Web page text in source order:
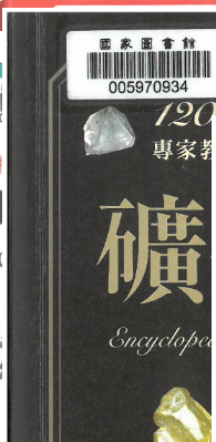
圖解恆星系：最權威的恆
星、星系與星座導覽圖